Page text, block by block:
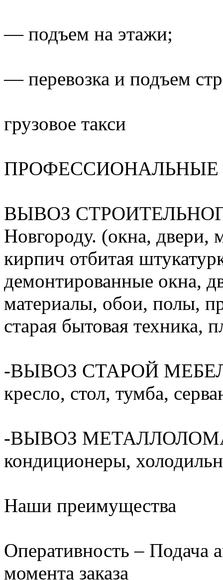
— подъем на этажи;
— перевозка и подъем
грузовое такси
ПРОФЕССИОНАЛЬНЫЕ
ВЫВОЗ
Новгороду. (окна,
кирпич отбитая
демонтированные окна,
материалы, обои, полы,
старая бытовая техника,
-ВЫВОЗ СТАРОЙ
кресло, стол, тумба,
-ВЫВОЗ
кондиционеры,
Наши преимущества
Оперативность – Подача
момента заказа